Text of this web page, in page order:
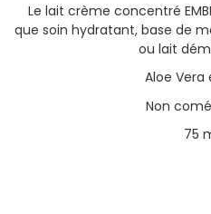
Le lait crème concentré
que soin hydratant, base de
ou lait
Aloe Vera
Non
75